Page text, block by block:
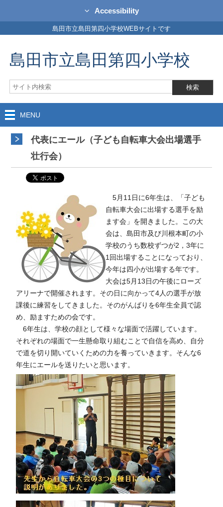
Accessibility
島田市立島田第四小学校WEBサイトです
島田市立島田第四小学校
MENU
代表にエール（子ども自転車大会出場選手
壮行会）
5月11日に6年生は、「子ども
自転車大会に出場する選手を励
ます会」を開きました。この大
会は、島田市及び川根本町の小
学校のうち数校ずつが2，3年に
1回出場することになっており、
今年は四小が出場する年です。
大会は5月13日の午後にローズ
アリーナで開催されます。その日に向かって4人の選手が放
課後に練習をしてきました。そのがんばりを6年生全員で認
め、励ますための会です。
6年生は、学校の顔として様々な場面で活躍しています。
それぞれの場面で一生懸命取り組むことで自信を高め、自分
で道を切り開いていくための力を養っていきます。そんな6
年生にエールを送りたいと思います。